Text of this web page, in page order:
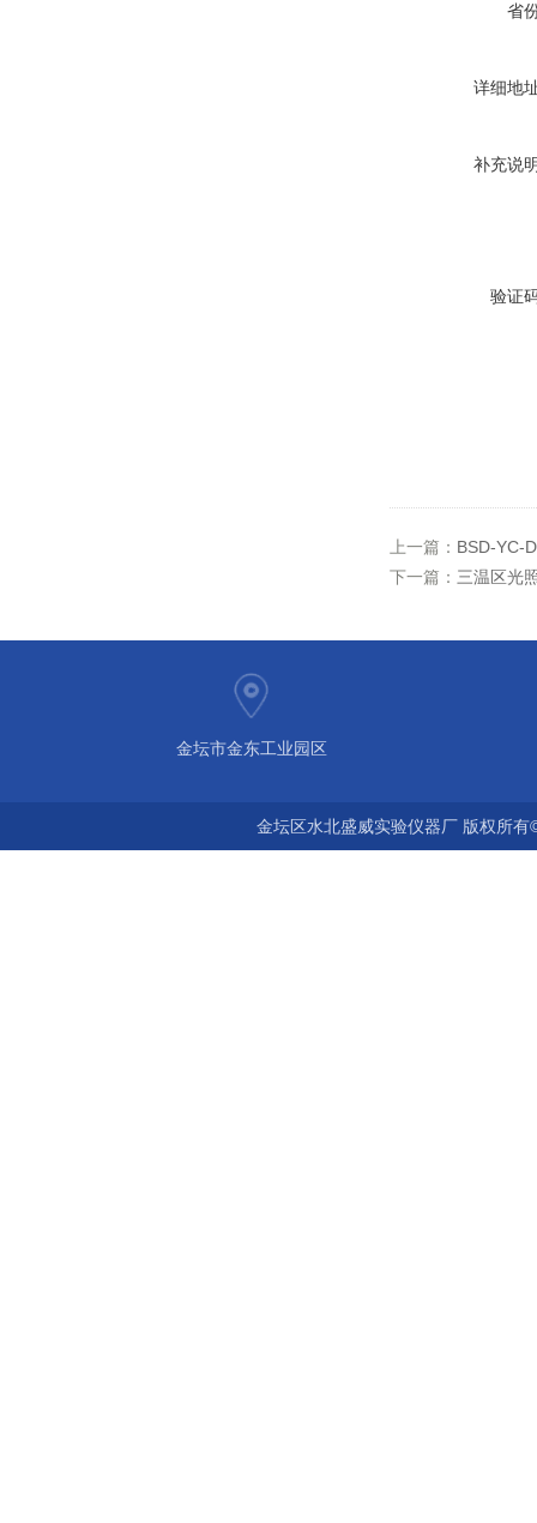
省
详细地
补充说
验证
上一篇： BSD-YC-
下一篇： 三温区光
金坛市金东工业园区
金坛区水北盛威实验仪器厂 版权所